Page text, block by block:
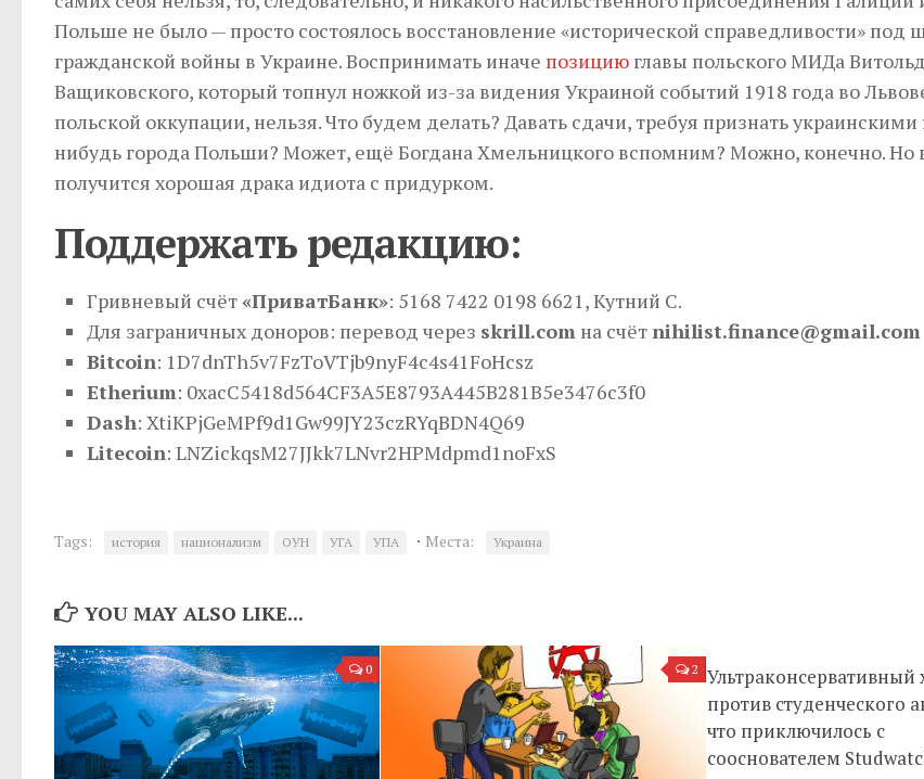
Польше не было — просто состоялось восстановление «исторической справедливости» под
гражданской войны в Украине. Воспринимать иначе позицию главы польского МИДа
Ващиковского, который топнул ножкой из-за видения Украиной событий 1918 года во
польской оккупации, нельзя. Что будем делать? Давать сдачи, требуя признать украинскими
нибудь города Польши? Может, ещё Богдана Хмельницкого вспомним? Можно, конечно. Но
получится хорошая драка идиота с придурком.
Поддержать редакцию:
Гривневый счёт«ПриватБанк»: 5168 7422 0198 6621, Кутний С.
Для заграничных доноров: перевод через skrill.com на счётnihilist.finance@gmail.com
Bitcoin: 1D7dnTh5v7FzToVTjb9nyF4c4s41FoHcsz
Etherium: 0xacC5418d564CF3A5E8793A445B281B5e3476c3f0
Dash: XtiKPjGeMPf9d1Gw99JY23czRYqBDN4Q69
Litecoin: LNZickqsM27JJkk7LNvr2HPMdpmd1noFxS
Tags: история национализм ОУН УГА УПА · Места: Украина
YOU MAY ALSO LIKE...
0 2
Ультраконсервативный
против студенческого
что приключилось с
сооснователем